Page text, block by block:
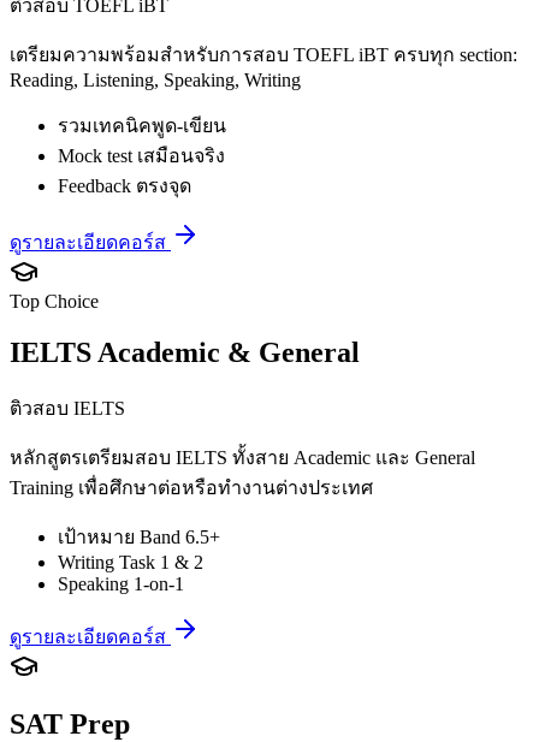
ติวสอบ TOEFL iBT
เตรียมความพร้อมสำหรับการสอบ TOEFL iBT ครบทุก section:
Reading, Listening, Speaking, Writing
รวมเทคนิคพูด-เขียน
Mock test เสมือนจริง
Feedback ตรงจุด
ดูรายละเอียดคอร์ส
Top Choice
IELTS Academic & General
ติวสอบ IELTS
หลักสูตรเตรียมสอบ IELTS ทั้งสาย Academic และ General
Training เพื่อศึกษาต่อหรือทำงานต่างประเทศ
เป้าหมาย Band 6.5+
Writing Task 1 & 2
Speaking 1-on-1
ดูรายละเอียดคอร์ส
SAT Prep